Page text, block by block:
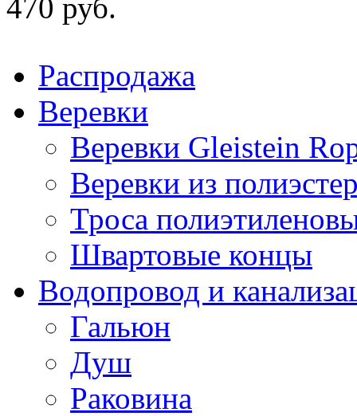
470 руб.
Распродажа
Веревки
Веревки Gleistein
Веревки из
Троса
Швартовые концы
Водопровод и
Гальюн
Душ
Раковина